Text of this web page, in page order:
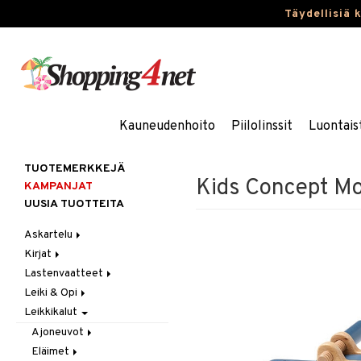
Täydellisiä
Kauneudenhoito Piilolinssit
Kids Concept
TUOTEMERKKEJÄ
KAMPANJAT
UUSIA TUOTTEITA
Askartelu
Askartelumateriaalit
Askartelusetti
Helmet
Koulutarvikkeet
Muovailuvaha
Piirrä ja maalaa
Kirjat
Askartelukirjat
Maalauskirjat
Päiväkirjat
Lastenvaatteet
Alaosat
Leggingsit
Alusvaatteet & Sukat
Kengät
Mekot
Leiki & Opi
Opetuslelut
Oppimispelit
Soittimet
Leikkikalut
Ajoneuvot
Autoradat
Eläimet